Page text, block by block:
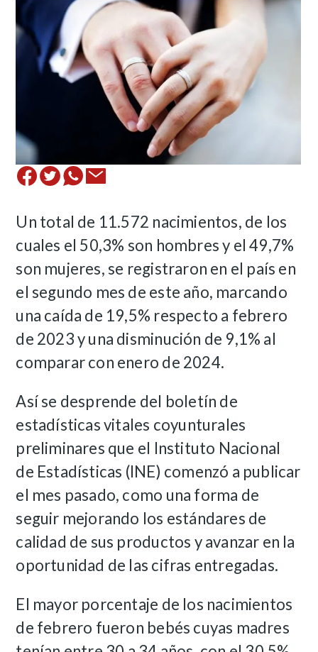
Un total de 11.572 nacimientos, de los
cuales el 50,3% son hombres y el 49,7%
son mujeres, se registraron en el país en
el segundo mes de este año, marcando
una caída de 19,5% respecto a febrero
de 2023 y una disminución de 9,1% al
comparar con enero de 2024.
Así se desprende del boletín de
estadísticas vitales coyunturales
preliminares que el Instituto Nacional
de Estadísticas (INE) comenzó a publicar
el mes pasado, como una forma de
seguir mejorando los estándares de
calidad de sus productos y avanzar en la
oportunidad de las cifras entregadas.
El mayor porcentaje de los nacimientos
de febrero fueron bebés cuyas madres